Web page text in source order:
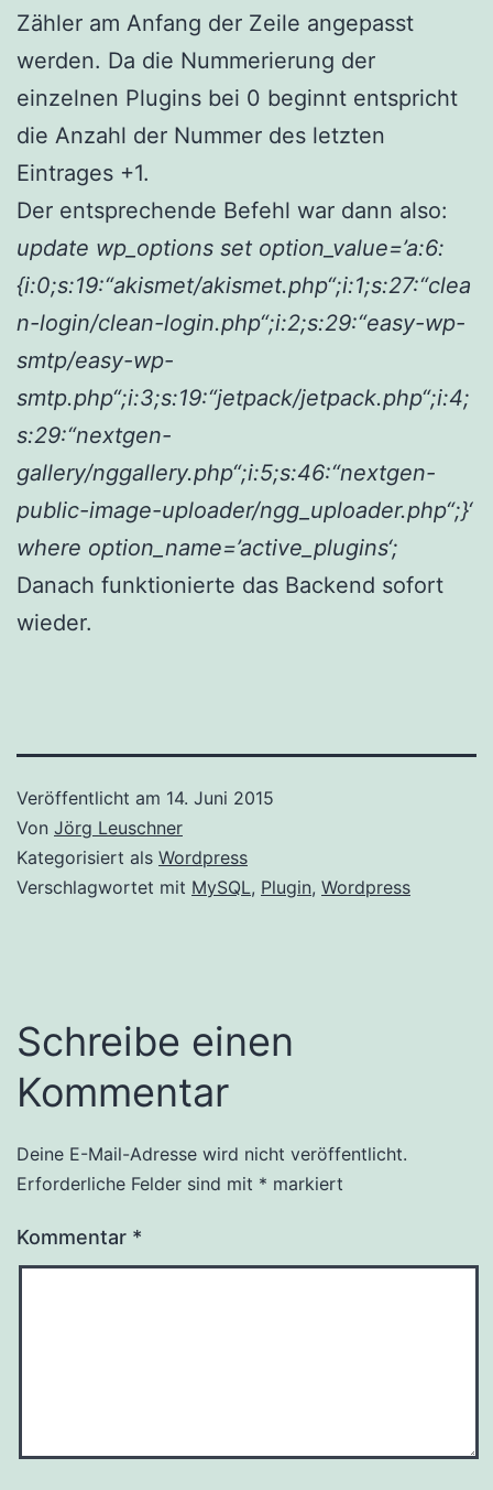
Zähler am Anfang der Zeile angepasst
werden. Da die Nummerierung der
einzelnen Plugins bei 0 beginnt entspricht
die Anzahl der Nummer des letzten
Eintrages +1.
Der entsprechende Befehl war dann also:
update wp_options set option_value=’a:6:
{i:0;s:19:“akismet/akismet.php“;i:1;s:27:“clea
n-login/clean-login.php“;i:2;s:29:“easy-wp-
smtp/easy-wp-
smtp.php“;i:3;s:19:“jetpack/jetpack.php“;i:4;
s:29:“nextgen-
gallery/nggallery.php“;i:5;s:46:“nextgen-
public-image-uploader/ngg_uploader.php“;}‘
where option_name=’active_plugins‘;
Danach funktionierte das Backend sofort
wieder.
Veröffentlicht am 14. Juni 2015
Von Jörg Leuschner
Kategorisiert als Wordpress
Verschlagwortet mit MySQL, Plugin, Wordpress
Schreibe einen
Kommentar
Deine E-Mail-Adresse wird nicht veröffentlicht.
Erforderliche Felder sind mit * markiert
Kommentar *